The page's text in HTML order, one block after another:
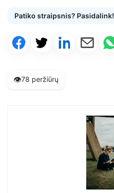
Patiko straipsnis? Pasidalink!
👁️78 peržiūrų